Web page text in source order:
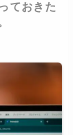
ておきた